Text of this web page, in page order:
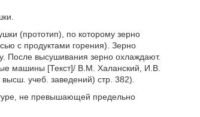
(прототип), по которому зерно
с продуктами горения). Зерно
После высушивания зерно охлаждают.
машины [Текст]/ В.М. Халанский, И.В.
учеб. заведений) стр. 382).
не превышающей предельно